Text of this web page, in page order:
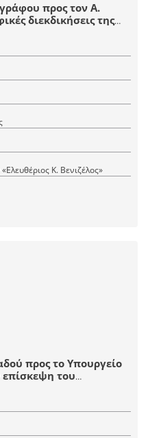
προς τον Α.
διεκδικήσεις της
Κ. Βενιζέλος»
προς το Υπουργείο
επίσκεψη του
στη Σόφια.